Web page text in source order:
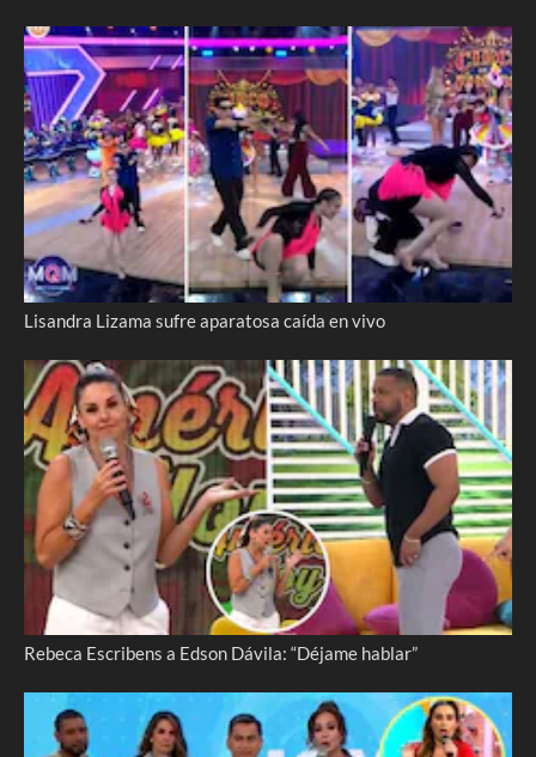
Lisandra Lizama sufre aparatosa caída en vivo
Rebeca Escribens a Edson Dávila: “Déjame hablar”